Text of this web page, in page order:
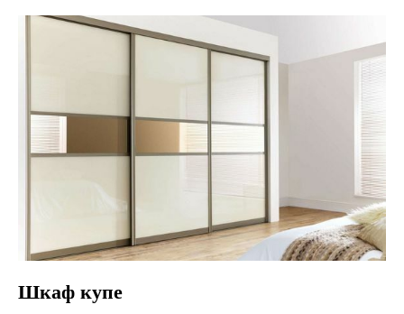
Шкаф купе